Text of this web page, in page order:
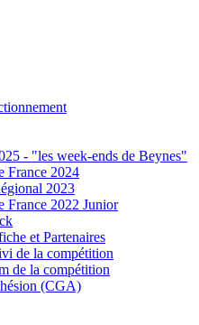
- "les week-ends de Beynes"
France 2024
2023
France 2022 Junior
et Partenaires
de la compétition
de la compétition
(CGA)